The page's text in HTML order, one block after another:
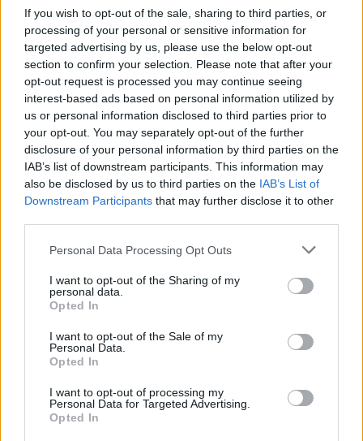
If you wish to opt-out of the sale, sharing to third parties, or
processing of your personal or sensitive information for
targeted advertising by us, please use the below opt-out
section to confirm your selection. Please note that after your
opt-out request is processed you may continue seeing
interest-based ads based on personal information utilized by
us or personal information disclosed to third parties prior to
your opt-out. You may separately opt-out of the further
disclosure of your personal information by third parties on the
IAB’s list of downstream participants. This information may
also be disclosed by us to third parties on the IAB’s List of
Downstream Participants that may further disclose it to other
Personal Data Processing Opt Outs
I want to opt-out of the Sharing of my
personal data.
Opted In
I want to opt-out of the Sale of my
Personal Data.
Opted In
I want to opt-out of processing my
Personal Data for Targeted Advertising.
Opted In